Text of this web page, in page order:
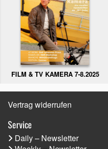
FILM & TV KAMERA 7-8.2025
Vertrag widerrufen
Service
Daily – Newsletter